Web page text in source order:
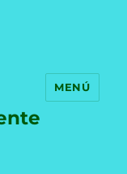
MENÚ